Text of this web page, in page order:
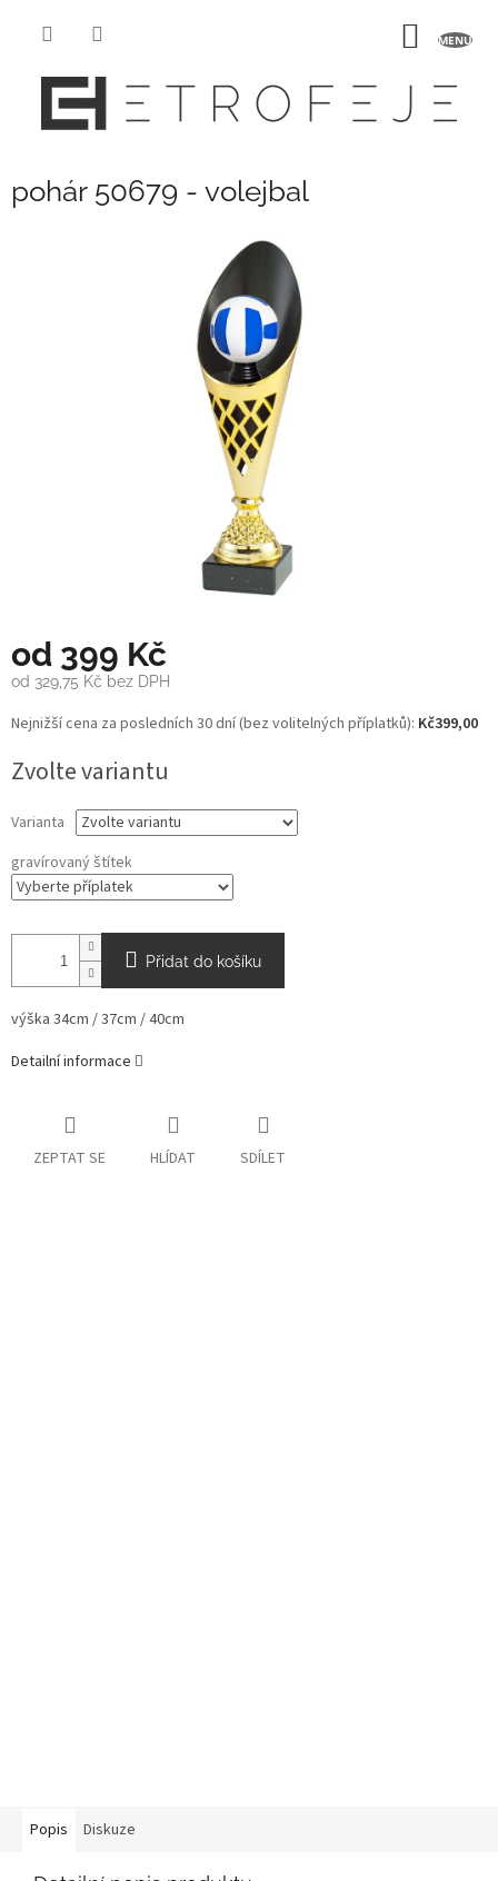
pohár 50679 - volejbal
od 399 Kč
od 329,75 Kč bez DPH
Měrná
cena:
Nejnižší cena za posledních 30 dní (bez volitelných příplatků): Kč399,00
Zvolte variantu
Varianta
gravírovaný štítek
Přidat do košíku
výška 34cm / 37cm / 40cm
Detailní informace
ZEPTAT SE HLÍDAT SDÍLET
Popis Diskuze